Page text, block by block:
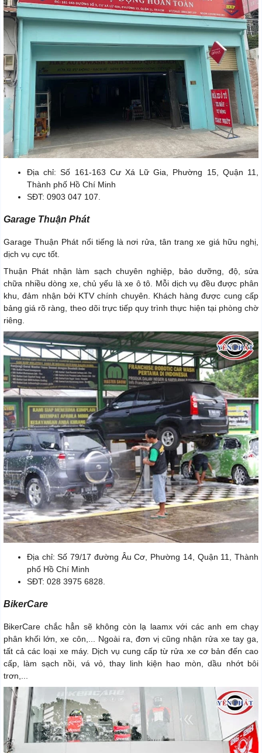
Địa chỉ: Số 161-163 Cư Xá Lữ Gia, Phường 15, Quận 11,
Thành phố Hồ Chí Minh
SĐT: 0903 047 107.
Garage Thuận Phát
Garage Thuận Phát nổi tiếng là nơi rửa, tân trang xe giá hữu nghị,
dịch vụ cực tốt.
Thuận Phát nhận làm sạch chuyên nghiệp, bảo dưỡng, độ, sửa
chữa nhiều dòng xe, chủ yếu là xe ô tô. Mỗi dịch vụ đều được phân
khu, đảm nhận bởi KTV chính chuyên. Khách hàng được cung cấp
bảng giá rõ ràng, theo dõi trực tiếp quy trình thực hiện tại phòng chờ
riêng.
Địa chỉ: Số 79/17 đường Âu Cơ, Phường 14, Quận 11, Thành
phố Hồ Chí Minh
SĐT: 028 3975 6828.
BikerCare
BikerCare chắc hẳn sẽ không còn lạ laamx với các anh em chạy
phân khối lớn, xe côn,... Ngoài ra, đơn vị cũng nhận rửa xe tay ga,
tất cả các loại xe máy. Dịch vụ cung cấp từ rửa xe cơ bản đến cao
cấp, làm sạch nồi, vá vỏ, thay linh kiện hao mòn, dầu nhớt bôi
trơn,...